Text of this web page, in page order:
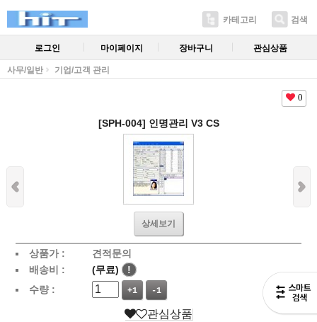
카테고리 검색
로그인 마이페이지 장바구니 관심상품
사무/일반 기업/고객 관리
0
[SPH-004] 인명관리 V3 CS
상세보기
상품가 :
견적문의
배송비 :
(무료)
!
수량 :
+1 -1
관심상품